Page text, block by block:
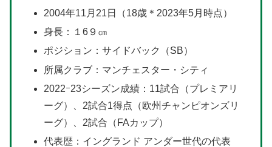
2004年11月21日（18歳＊2023年5月時点）
身長：１6９㎝
ポジション：サイドバック（SB）
所属クラブ：マンチェスター・シティ
2022ｰ23シーズン成績：11試合（プレミアリ
ーグ）、2試合1得点（欧州チャンピオンズリ
ーグ）、2試合（FAカップ）
代表歴：イングランド アンダー世代の代表